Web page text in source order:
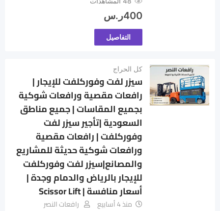
400ر.س
التفاصيل
كل الحراج
سيزر لفت وفوركلفت للإيجار |
رافعات مقصية ورافعات شوكية
بجميع المقاسات | جميع مناطق
السعودية |تأجير سيزر لفت
وفوركلفت | رافعات مقصية
ورافعات شوكية حديثة للمشاريع
والمصانع|سيزر لفت وفوركلفت
للإيجار بالرياض والدمام وجدة |
أسعار منافسة | Scissor Lift
منذ 4 أسابيع رافعات النصر